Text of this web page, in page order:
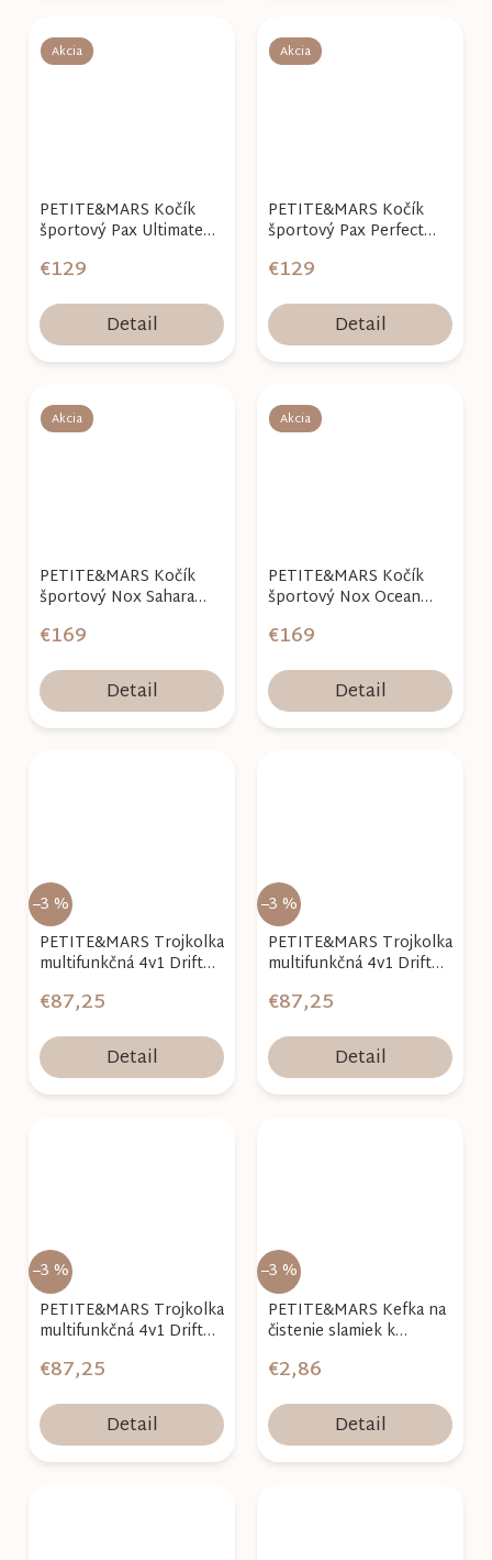
Akcia
PETITE&MARS Kočík
športový Pax Ultimate
€129
Detail
Akcia
PETITE&MARS Kočík
športový Pax Perfect
€129
Detail
Akcia
PETITE&MARS Kočík
športový Nox Sahara
€169
Detail
Akcia
PETITE&MARS Kočík
športový Nox Ocean
€169
Detail
–3 %
PETITE&MARS Trojkolka
multifunkčná 4v1 Drift
€87,25
Detail
–3 %
PETITE&MARS Trojkolka
multifunkčná 4v1 Drift
€87,25
Detail
–3 %
PETITE&MARS Trojkolka
multifunkčná 4v1 Drift
€87,25
Detail
–3 %
PETITE&MARS Kefka na
čistenie slamiek k
€2,86
Detail